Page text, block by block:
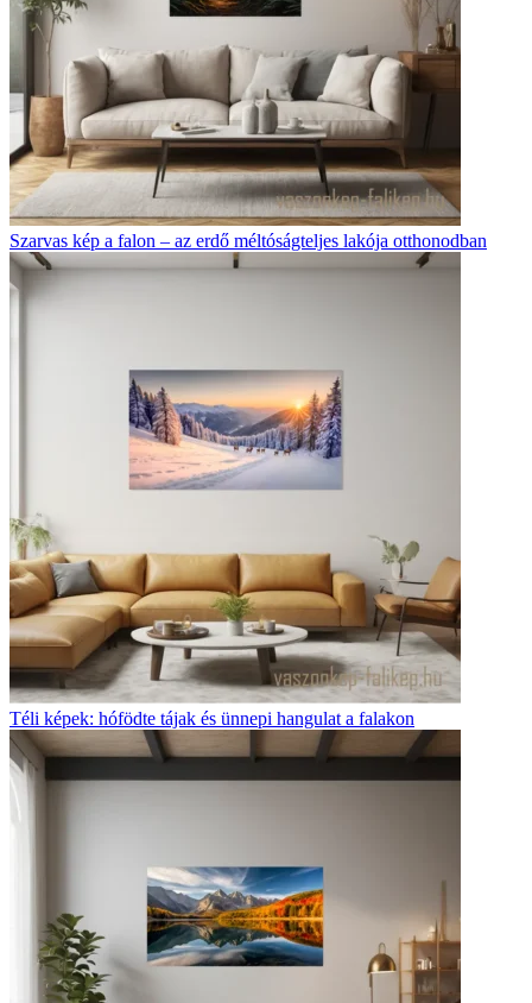
Szarvas kép a falon – az erdő méltóságteljes lakója otthonodban
Téli képek: hófödte tájak és ünnepi hangulat a falakon